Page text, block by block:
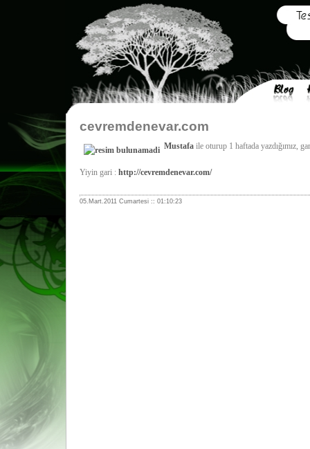
cevremdenevar.com
Mustafaile oturup 1 haftada yazdığımız,
Yiyin gari : http://cevremdenevar.com/
05.Mart.2011 Cumartesi :: 01:10:23